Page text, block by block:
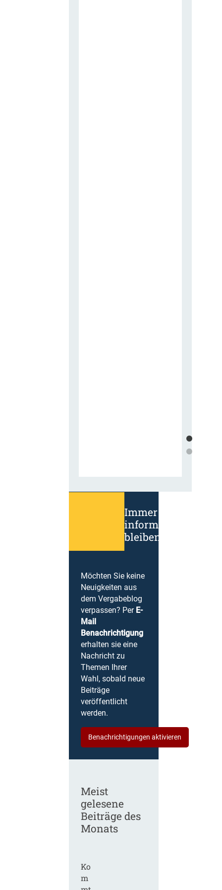
Immer
informiert
bleiben!
Möchten Sie keine
Neuigkeiten aus
dem Vergabeblog
verpassen? Per E-
Mail
Benachrichtigung
erhalten sie eine
Nachricht zu
Themen Ihrer
Wahl, sobald neue
Beiträge
veröffentlicht
werden.
Benachrichtigungen aktivieren
Meist
gelesene
Beiträge des
Monats
Ko
m